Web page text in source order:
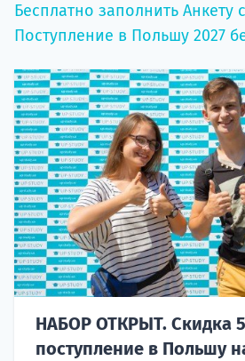
Бесплатно заполнить Анкету
Поступление в Польшу 2027
НАБОР ОТКРЫТ. Скидка
поступление в Польшу